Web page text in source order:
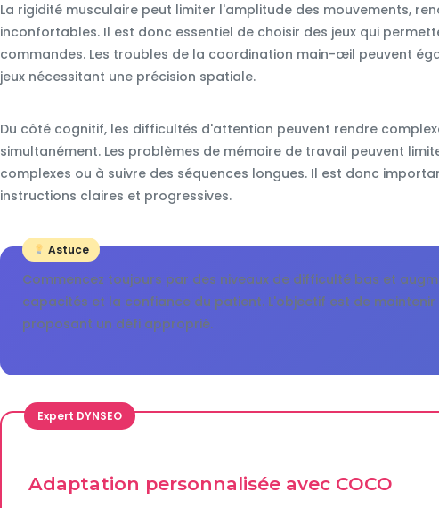
La rigidité musculaire peut limiter l'amplitude des mouvements,
inconfortables. Il est donc essentiel de choisir des jeux qui
commandes. Les troubles de la coordination main-œil peuvent
jeux nécessitant une précision spatiale.
Du côté cognitif, les difficultés d'attention peuvent rendre
simultanément. Les problèmes de mémoire de travail peuvent
complexes ou à suivre des séquences longues. Il est donc
instructions claires et progressives.
Astuce
Commencez toujours par des niveaux de difficulté bas et
capacités et la confiance du patient. L'objectif est de
proposant un défi approprié.
Expert DYNSEO
Adaptation personnalisée avec COCO